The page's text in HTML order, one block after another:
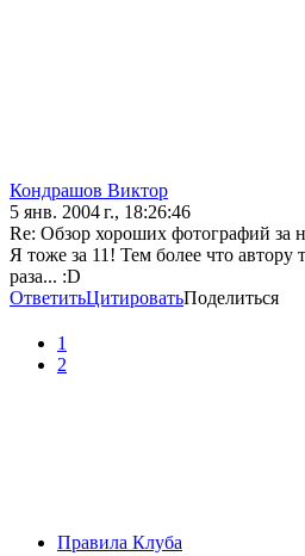
Кондрашов Виктор
5 янв. 2004 г., 18:26:46
Re: Обзор хороших фотографий за
Я тоже за 11! Тем более что автору
раза... :D
ОтветитьЦитироватьПоделиться
1
2
Правила Клуба